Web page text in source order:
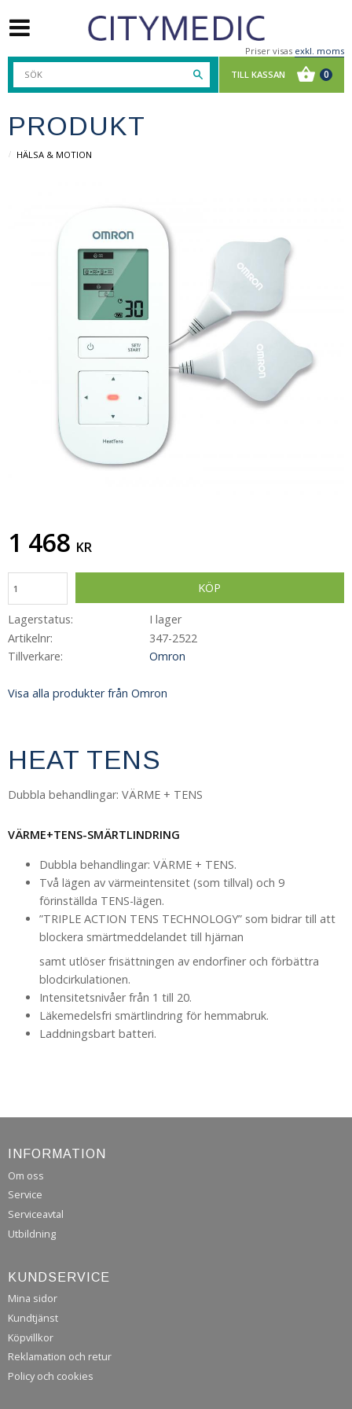
Priser visas exkl. moms
PRODUKT
HÄLSA & MOTION
1 468 KR
KÖP
Lagerstatus
I lager
Artikelnr
347-2522
Tillverkare
Omron
Visa alla produkter från Omron
HEAT TENS
Dubbla behandlingar: VÄRME + TENS
VÄRME+TENS-SMÄRTLINDRING
Dubbla behandlingar: VÄRME + TENS.
Två lägen av värmeintensitet (som tillval) och 9
förinställda TENS-lägen.
”TRIPLE ACTION TENS TECHNOLOGY” som bidrar till att
blockera smärtmeddelandet till hjärnan
samt utlöser frisättningen av endorfiner och förbättra
blodcirkulationen.
Intensitetsnivåer från 1 till 20.
Läkemedelsfri smärtlindring för hemmabruk.
Laddningsbart batteri.
INFORMATION
Om oss
Service
Serviceavtal
Utbildning
KUNDSERVICE
Mina sidor
Kundtjänst
Köpvillkor
Reklamation och retur
Policy och cookies